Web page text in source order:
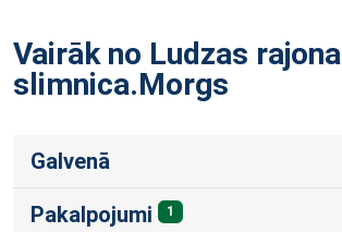
Vairāk no Ludzas rajona
slimnica.Morgs
Galvenā
Pakalpojumi 1